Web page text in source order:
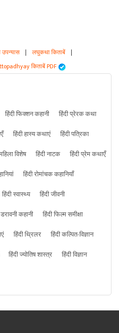
उपन्यास | लघुकथा किताबें |
किताबें PDF
हिंदी फिक्शन कहानी
हिंदी प्रेरक कथा
हिंदी हास्य कथाएं
हिंदी पत्रिका
विशेष हिंदी नाटक
हिंदी प्रेम कथाएँ
हिंदी रोमांचक कहानियाँ
हिंदी स्वास्थ्य
हिंदी जीवनी
कहानी
हिंदी फिल्म समीक्षा
हिंदी थ्रिलर
हिंदी कल्पित-विज्ञान
हिंदी ज्योतिष शास्त्र
हिंदी विज्ञान